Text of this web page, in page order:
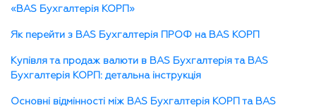
«BAS Бухгалтерія КОРП»
Як перейти з BAS Бухгалтерія ПРОФ на BAS КОРП
Купівля та продаж валюти в BAS Бухгалтерія та BAS
Бухгалтерія КОРП: детальна інструкція
Основні відмінності між BAS Бухгалтерія КОРП та BAS